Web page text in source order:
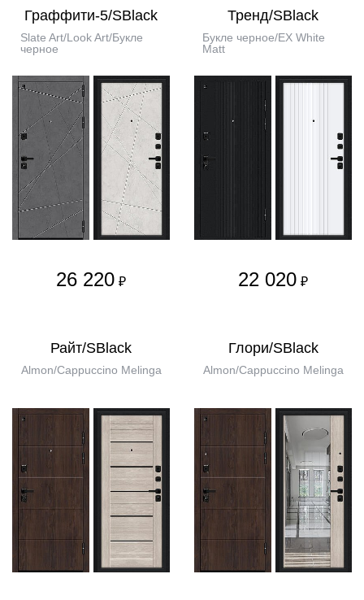
Граффити-5/SBlack
Slate Art/Look Art/Букле
черное
26 220 ₽
Тренд/SBlack
Букле черное/EX White
Matt
22 020 ₽
Райт/SBlack
Almon/Cappuccino Melinga
Глори/SBlack
Almon/Cappuccino Melinga